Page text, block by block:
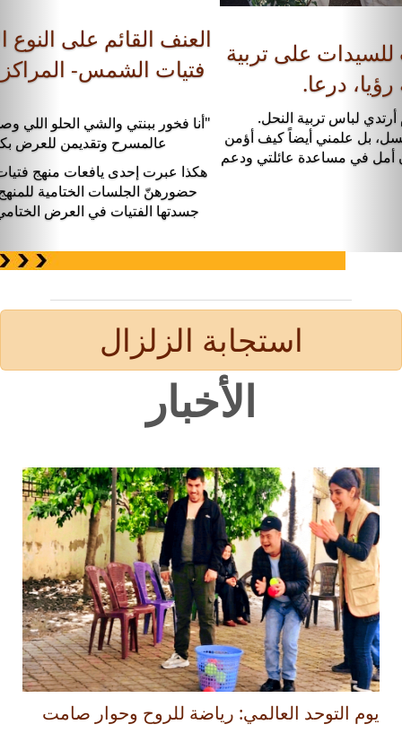
التدريب المهني: تدريب للسيدات على تربية
النحل- مساحة رؤيا، درعا.
لم أكن أتخيل نفسي في يوم من الأيام أرتدي لباس تربية النحل.
التدريب لم يعَلّمني فقط كيف أنتج العسل، بل علمني أيضاً كيف أؤمن
بمقدرتي وأعتمد على نفسي. لديّ الآن أمل في مساعدة عائلتي ودعم
استجابة الزلزال
الأخبار
يوم التوحد العالمي: رياضة للروح وحوار صامت
بمناسبة يوم التوحد العالمي، وتحت عنوانٍ يليق بكرامة الوجود: